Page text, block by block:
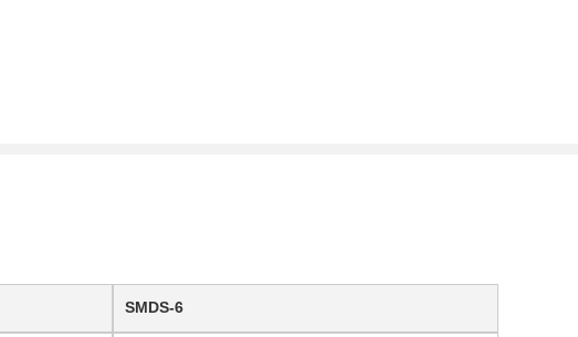
SMDS-6